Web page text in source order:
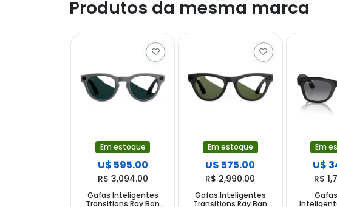
Produtos da mesma marca
Em estoque
U$ 595.00
R$ 3,094.00
Gafas Inteligentes
Transitions Ray Ban
Em estoque
U$ 575.00
R$ 2,990.00
Gafas Inteligentes
Transitions Ray Ban
Em
U$
R$